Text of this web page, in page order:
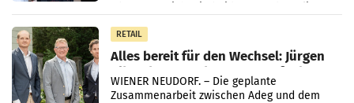
RETAIL
Alles bereit für den Wechsel: Jürgen
Albrecht setzt ab 1.1.2027 auf Adeg
WIENER NEUDORF. – Die geplante
Zusammenarbeit zwischen Adeg und dem